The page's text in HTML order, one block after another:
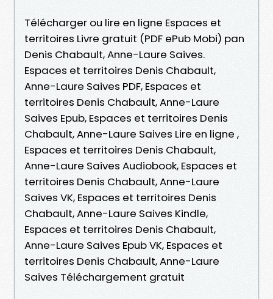
Télécharger ou lire en ligne Espaces et
territoires Livre gratuit (PDF ePub Mobi) pan
Denis Chabault, Anne-Laure Saives.
Espaces et territoires Denis Chabault,
Anne-Laure Saives PDF, Espaces et
territoires Denis Chabault, Anne-Laure
Saives Epub, Espaces et territoires Denis
Chabault, Anne-Laure Saives Lire en ligne ,
Espaces et territoires Denis Chabault,
Anne-Laure Saives Audiobook, Espaces et
territoires Denis Chabault, Anne-Laure
Saives VK, Espaces et territoires Denis
Chabault, Anne-Laure Saives Kindle,
Espaces et territoires Denis Chabault,
Anne-Laure Saives Epub VK, Espaces et
territoires Denis Chabault, Anne-Laure
Saives Téléchargement gratuit